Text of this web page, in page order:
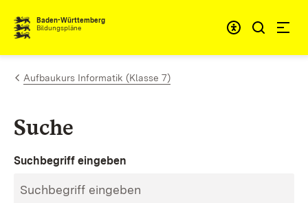
Zum Inhalt springen
Baden-Württemberg
Bildungspläne
Aufbaukurs Informatik (Klasse 7)
Suche
Suchbegriff eingeben